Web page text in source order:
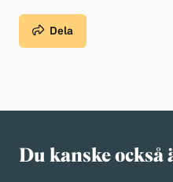
Dela
Du kanske